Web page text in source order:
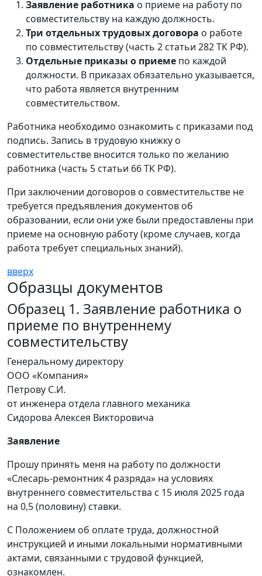
Заявление работника о приеме на работу по
совместительству на каждую должность.
Три отдельных трудовых договора о работе
по совместительству (часть 2 статьи 282 ТК РФ).
Отдельные приказы о приеме по каждой
должности. В приказах обязательно указывается,
что работа является внутренним
совместительством.
Работника необходимо ознакомить с приказами под
подпись. Запись в трудовую книжку о
совместительстве вносится только по желанию
работника (часть 5 статьи 66 ТК РФ).
При заключении договоров о совместительстве не
требуется предъявления документов об
образовании, если они уже были предоставлены при
приеме на основную работу (кроме случаев, когда
работа требует специальных знаний).
вверх
Образцы документов
Образец 1. Заявление работника о
приеме по внутреннему
совместительству
Генеральному директору
ООО «Компания»
Петрову С.И.
от инженера отдела главного механика
Сидорова Алексея Викторовича
Заявление
Прошу принять меня на работу по должности
«Слесарь-ремонтник 4 разряда» на условиях
внутреннего совместительства с 15 июля 2025 года
на 0,5 (половину) ставки.
С Положением об оплате труда, должностной
инструкцией и иными локальными нормативными
актами, связанными с трудовой функцией,
ознакомлен.